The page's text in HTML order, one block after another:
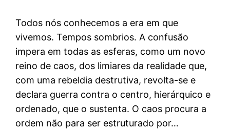
Todos nós conhecemos a era em que
vivemos. Tempos sombrios. A confusão
impera em todas as esferas, como um novo
reino de caos, dos limiares da realidade que,
com uma rebeldia destrutiva, revolta-se e
declara guerra contra o centro, hierárquico e
ordenado, que o sustenta. O caos procura a
ordem não para ser estruturado por…